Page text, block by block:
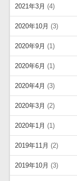
2021年3月 (4)
2020年10月 (3)
2020年9月 (1)
2020年6月 (1)
2020年4月 (3)
2020年3月 (2)
2020年1月 (1)
2019年11月 (2)
2019年10月 (3)